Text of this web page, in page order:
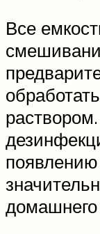
Все